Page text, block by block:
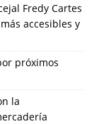
Fredy Cartes
accesibles y
próximos
la